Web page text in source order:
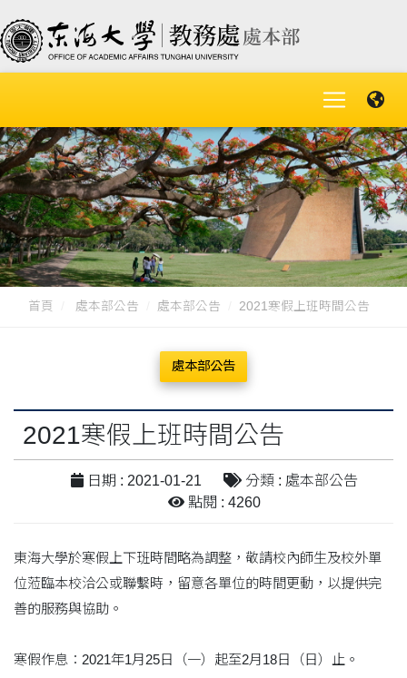
首頁 處本部公告 處本部公告 2021寒假上班時間公告
處本部公告
2021寒假上班時間公告
日期 : 2021-01-21
分類 : 處本部公告
點閱 : 4260
東海大學於寒假上下班時間略為調整，敬請校內師生及校外單
位蒞臨本校洽公或聯繫時，留意各單位的時間更動，以提供完
善的服務與協助。
寒假作息：2021年1月25日（一）起至2月18日（日）止。